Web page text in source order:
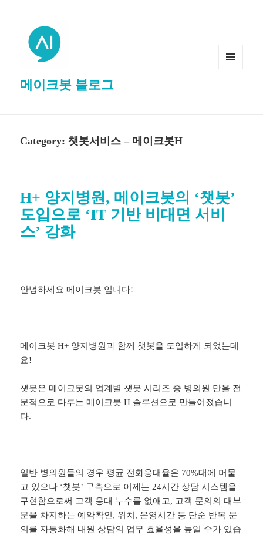
메이크봇 블로그
Category: 챗봇서비스 – 메이크봇H
H+ 양지병원, 메이크봇의 ‘챗봇’
도입으로 ‘IT 기반 비대면 서비
스’ 강화
안녕하세요 메이크봇 입니다!
메이크봇H+ 양지병원과 함께 챗봇을 도입하게 되었는데
요!
챗봇은 메이크봇의 업계별 챗봇 시리즈 중 병의원 만을 전
문적으로 다루는 메이크봇 H 솔루션으로 만들어졌습니
다.
일반 병의원들의 경우 평균 전화응대율은 70%대에 머물
고 있으나 ‘챗봇’ 구축으로 이제는 24시간 상담 시스템을
구현함으로써 고객 응대 누수를 없애고, 고객 문의의 대부
분을 차지하는 예약확인, 위치, 운영시간 등 단순 반복 문
의를 자동화해 내원 상담의 업무 효율성을 높일 수가 있습